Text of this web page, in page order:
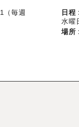
毎週 日程
水曜
場所